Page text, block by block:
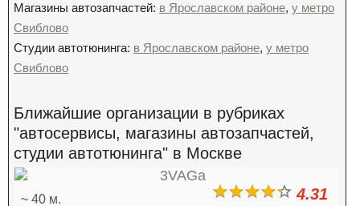
Магазины автозапчастей: в Ярославском районе, у метро
Свиблово
Студии автотюнинга: в Ярославском районе, у метро
Свиблово
Ближайшие организации в рубриках
"автосервисы, магазины автозапчастей,
студии автотюнинга" в Москве
4.31
~ 40 м.